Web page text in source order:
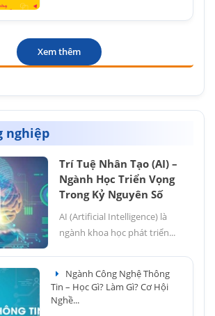
Xem thêm
nghiệp
Trí Tuệ Nhân Tạo (AI) –
Ngành Học Triển Vọng
Trong Kỷ Nguyên Số
AI (Artificial Intelligence) là
ngành khoa học phát triển...
Ngành Công Nghệ Thông
Tin – Học Gì? Làm Gì? Cơ Hội
Nghề...